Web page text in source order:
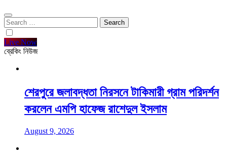
Search
for:
Live Now
ব্রেকিং নিউজ
শেরপুরে জলাবদ্ধতা নিরসনে টাকিমারী গ্রাম পরিদর্শন
করলেন এমপি হাফেজ রাশেদুল ইসলাম
August 9, 2026